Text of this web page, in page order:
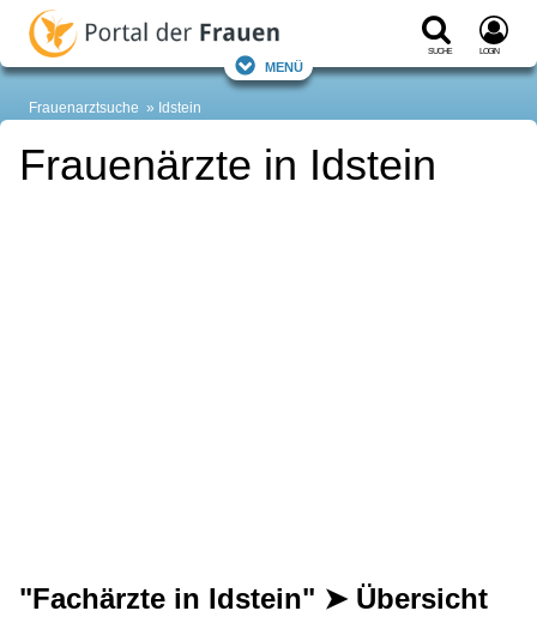
Suche Login
Menü
Frauenarztsuche Idstein
Frauenärzte in Idstein
"Fachärzte in Idstein" ➤ Übersicht